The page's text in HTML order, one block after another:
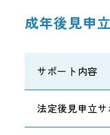
成年後見申
サポート内容
法定後見申立サ